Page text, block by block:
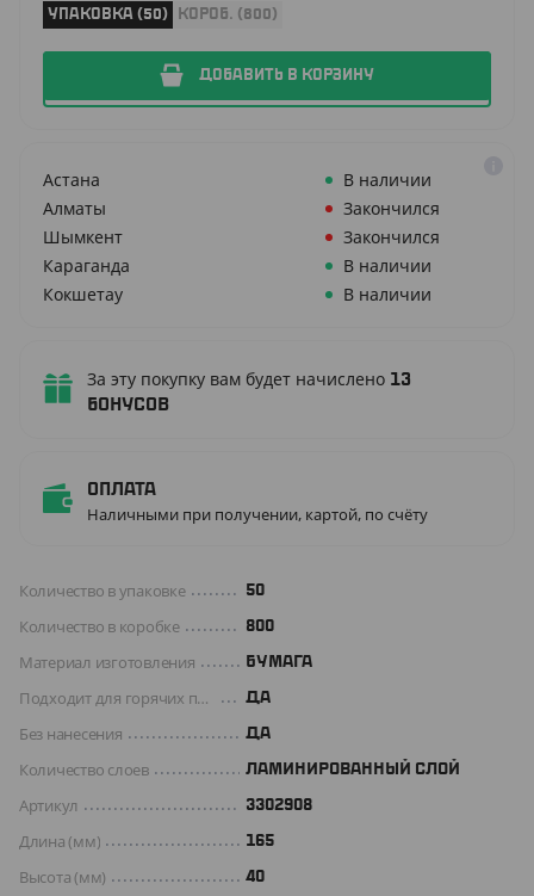
УПАКОВКА (50) КОРОБ. (800)
ДОБАВИТЬ В КОРЗИНУ
Астана
В наличии
Алматы
Закончился
Шымкент
Закончился
Караганда
В наличии
Кокшетау
В наличии
За эту покупку вам будет начислено 13
бонусов
Оплата
Наличными при получении, картой, по счёту
Количество в упаковке 50
Количество в коробке 800
Материал изготовления БУМАГА
Подходит для горячих продуктов ДА
Без нанесения ДА
Количество слоев ЛАМИНИРОВАННЫЙ СЛОЙ
Артикул 3302908
Длина (мм) 165
Высота (мм) 40